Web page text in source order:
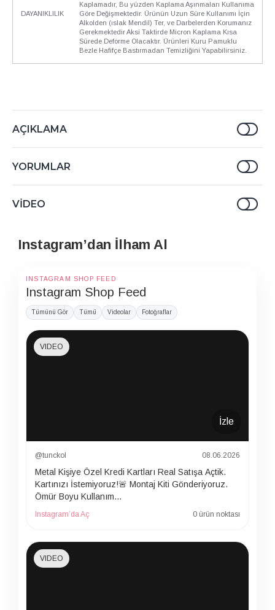
DAYANIKLILIK
Kaplamadır, Bu yüzden Kaplama Aşınmaları Kullanıma
Göre Değişmektedir. Ürünün Uzun Süre Kullanımı İçin
Alkolden (ıslak Mendil) Ter, ve Darbelerden Korumanız
Gerekmektedir Aksi Taktirde Micron Kaplama Kısa
Sürede Deforme Olacaktır. Ürünleri Kuru Pamuklu
Bezle Hafifçe Bastırmadan Temizliğini Yapabilirsiniz.
AÇIKLAMA
YORUMLAR
VIDEO
Instagram’dan İlham Al
INSTAGRAM SHOP FEED
Instagram Shop Feed
Tümünü Gör Tümü Videolar Fotoğraflar
İzle
VIDEO
@tunckol 08.06.2026
Metal Kişiye Özel Kredi Kartları Real Satışa Açtik.
Kartınızı İstemiyoruz!🚨 Montaj Kiti Gönderiyoruz.
Ömür Boyu Kullanım…
Instagram’da Aç 0 ürün noktası
VIDEO